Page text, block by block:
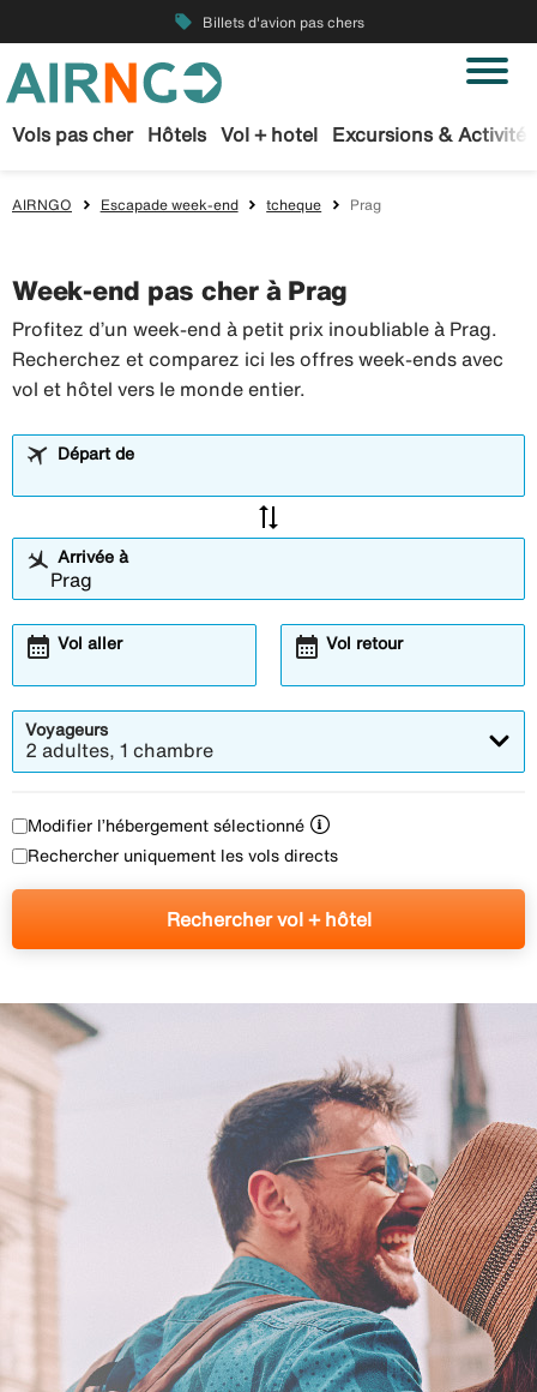
local_offer Billets d'avion pas chers
Vols pas cher Hôtels Vol + hotel Excursions & Activités
AIRNGO Escapade week-end tcheque Prag
Week-end pas cher à Prag
Profitez d’un week-end à petit prix inoubliable à Prag.
Recherchez et comparez ici les offres week-ends avec
vol et hôtel vers le monde entier.
Départ de
sync_alt
Arrivée à
Vol aller
calendar_month Vol retour
calendar_month
Voyageurs
2 adultes, 1 chambre
Modifier l’hébergement sélectionné
Rechercher uniquement les vols directs
Rechercher vol + hôtel